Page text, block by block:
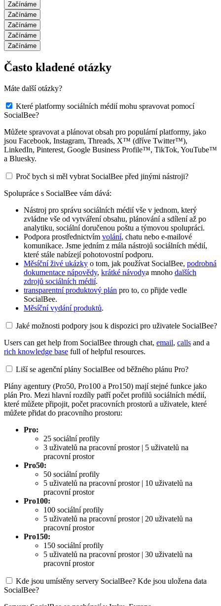
Začínáme
Začínáme
Začínáme
Začínáme
Začínáme
Často kladené otázky
Máte další otázky?
Které platformy sociálních médií mohu spravovat pomocí
SocialBee?
Můžete spravovat a plánovat obsah pro populární platformy, jako
jsou Facebook, Instagram, Threads, X™ (dříve Twitter™),
LinkedIn, Pinterest, Google Business Profile™, TikTok, YouTube™
a Bluesky.
Proč bych si měl vybrat SocialBee před jinými nástroji?
Spolupráce s SocialBee vám dává:
Nástroj pro správu sociálních médií vše v jednom, který
zvládne vše od vytváření obsahu, plánování a sdílení až po
analytiku, sociální doručenou poštu a týmovou spolupráci.
Podpora prostřednictvím volání, chatu nebo e-mailové
komunikace. Jsme jedním z mála nástrojů sociálních médií,
které stále nabízejí pohotovostní podporu.
Měsíční živé ukázky o tom, jak používat SocialBee, podrobná
dokumentace nápovědy, krátké návodya mnoho dalších
zdrojů sociálních médií.
transparentní produktový plán pro to, co přijde vedle
SocialBee.
Měsíční vydání produktů.
Jaké možnosti podpory jsou k dispozici pro uživatele SocialBee?
Users can get help from SocialBee through chat, email, calls and a
rich knowledge base full of helpful resources.
Liší se agenční plány SocialBee od běžného plánu Pro?
Plány agentury (Pro50, Pro100 a Pro150) mají stejné funkce jako
plán Pro. Mezi hlavní rozdíly patří počet profilů sociálních médií,
které můžete připojit, počet pracovních prostorů a uživatele, které
můžete přidat do pracovního prostoru:
Pro:
25 sociální profily
3 uživatelů na pracovní prostor | 5 uživatelů na
pracovní prostor
Pro50:
50 sociální profily
5 uživatelů na pracovní prostor | 10 uživatelů na
pracovní prostor
Pro100:
100 sociální profily
5 uživatelů na pracovní prostor | 20 uživatelů na
pracovní prostor
Pro150:
150 sociální profily
5 uživatelů na pracovní prostor | 30 uživatelů na
pracovní prostor
Kde jsou umístěny servery SocialBee? Kde jsou uložena data
SocialBee?